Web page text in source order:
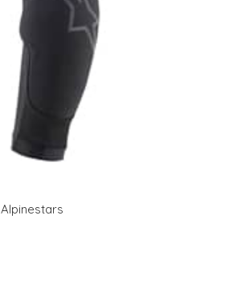
Alpinestars